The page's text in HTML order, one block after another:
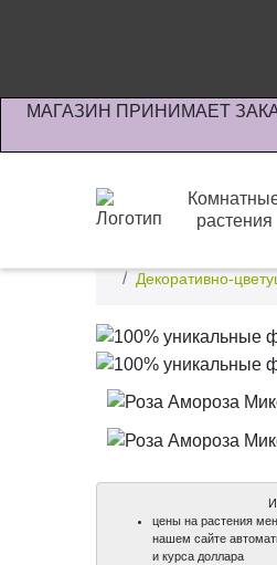
МАГАЗИН ПРИНИМАЕТ
растения
Декоративно-
цены на растения
нашем сайте
и курса доллара